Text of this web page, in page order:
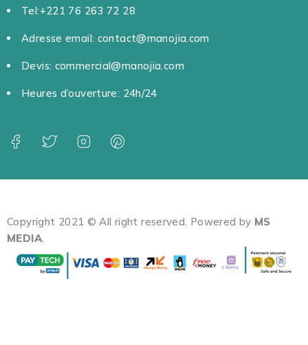
Tel:+221 76 263 72 28
Adresse email: contact@manojia.com
Devis: commercial@manojia.com
Heures d’ouverture: 24h/24
Copyright 2021 © All right reserved. Powered by MS
MEDIA.